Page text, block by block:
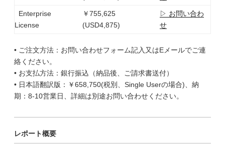
Enterprise
License
￥755,625
(USD4,875)
▷ お問い合わ
せ
• ご注文方法：お問い合わせフォーム記入又はEメールでご連
絡ください。
• お支払方法：銀行振込（納品後、ご請求書送付）
• 日本語翻訳版：￥658,750(税別、Single Userの場合)、納
期：8-10営業日、詳細は別途お問い合わせください。
レポート概要